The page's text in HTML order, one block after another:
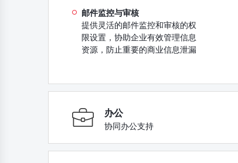
邮件监控与审核
提供灵活的邮件监控和审核的权
限设置，协助企业有效管理信息
资源，防止重要的商业信息泄漏
办公
协同办公支持